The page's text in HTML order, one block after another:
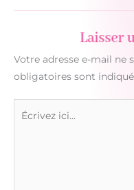
Laisser
Votre adresse e-mail ne
obligatoires sont